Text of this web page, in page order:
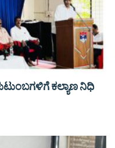
ಕಲ್ಯಾಣ ನಿಧಿ